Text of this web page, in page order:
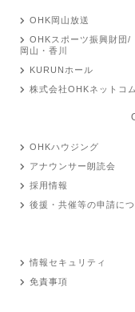
OHK岡山放送
OHKスポーツ振興財団/
岡山・香川
KURUNホール
株式会社OHKネットコム
OHKハウジング
アナウンサー朗読会
採用情報
後援・共催等の申請に
情報セキュリティ
免責事項